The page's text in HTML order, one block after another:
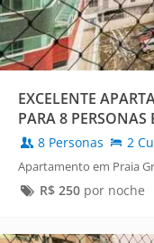
EXCELENTE
PARA 8
8 Personas 2
Apartamento em Praia
R$ 250por noche